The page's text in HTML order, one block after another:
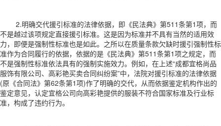
2.明确交代援引标准的法律依据，即《民法典》第511条第1项，而
不是越过该项规定直接援引标准。这是因为标准并不具有当然的适用效
力，即便是强制性标准也是如此。之所以在质量条款欠缺时援引强制性标
准作为合同履行的依据，依据的是《民法典》第511条第1项之规定，而
不是强制性标准依法具有的强制实施效力。例如，在上述“成都宜格尚品
服饰有限公司、高彩艳买卖合同纠纷案”中，法院对援引标准的法律依据
(原《合同法》第62条第1项)作了明确的交代，从而依据鉴定机构作出的
鉴定意见，认定宜格公司向高彩艳提供的服装不符合国家标准及行业标
准，构成了违约行为。